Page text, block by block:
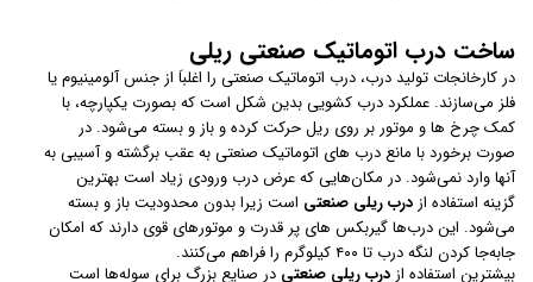
ساخت درب اتوماتیک صنعتی ریلی
در کارخانجات تولید درب، درب اتوماتیک صنعتی را اغلباَ از جنس آلومینیوم یا
فلز می‌سازند. عملکرد درب کشویی بدین شکل است که بصورت یکپارچه، با
کمک چرخ ها و موتور بر روی ریل حرکت کرده و باز و بسته می‌شود. در
صورت برخورد با مانع درب های اتوماتیک صنعتی به عقب برگشته و آسیبی به
آنها وارد نمی‌شود. در مکان‌هایی که عرض درب ورودی زیاد است بهترین
گزینه استفاده ازدرب ریلی صنعتی است زیرا بدون محدودیت باز و بسته
می‌شود. این درب‌ها گیربکس های پر قدرت و موتورهای قوی دارند که امکان
جا‌به‌جا کردن لنگه درب‌ تا ۴۰۰ کیلوگرم را فراهم می‌کنند.
بیشترین استفاده ازدرب ریلی صنعتی در صنایع بزرگ برای سوله‌ها است